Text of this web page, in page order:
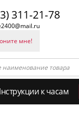
311-21-78
мне!
к часам